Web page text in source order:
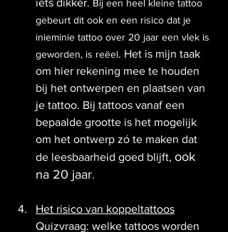
Bij een heel kleine tattoo
gebeurt dit ook en een risico dat je
inieminie tattoo over 20 jaar een vlek is
geworden, is reëel. Het is mijn taak
om hier rekening mee te houden
bij het ontwerpen en plaatsen van
je tattoo. Bij tattoos vanaf een
bepaalde grootte is het mogelijk
om het ontwerp zó te maken dat
de leesbaarheid goed blijft, ook
na 20 jaar.
Het risico van koppeltattoos
Quizvraag: welke tattoos worden